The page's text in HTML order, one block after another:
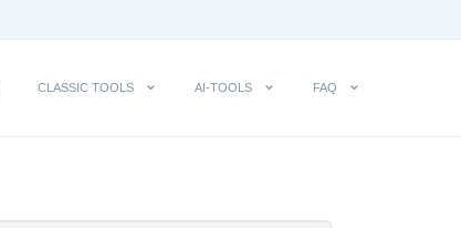
CLASSIC TOOLS AI-TOOLS FAQ